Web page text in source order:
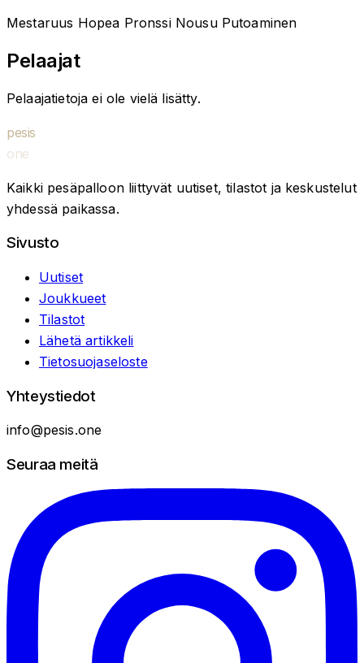
Mestaruus Hopea PronssiNousuPutoaminen
Pelaajat
Pelaajatietoja ei ole vielä lisätty.
pesis
one
Kaikki pesäpalloon liittyvät uutiset, tilastot ja keskustelut
yhdessä paikassa.
Sivusto
Uutiset
Joukkueet
Tilastot
Lähetä artikkeli
Tietosuojaseloste
Yhteystiedot
info@pesis.one
Seuraa meitä